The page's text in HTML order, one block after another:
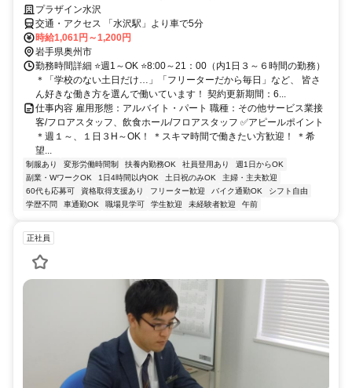
プラザイン水沢
交通・アクセス 「水沢駅」より車で5分
時給1,061円～1,200円
岩手県奥州市
勤務時間詳細 ⭐週1～OK ⭐8:00～21：00（内1日３～６時間の勤務）
＊「学校のない土日だけ…」「フリーターだから毎日」など、 皆さ
ん好きな働き方を選んで働いています！ 契約更新期間：6...
仕事内容 雇用形態：アルバイト・パート 職種：その他サービス業接
客/フロアスタッフ、飲食ホール/フロアスタッフ ✅アピールポイント
＊週１～、１日３H～OK！ ＊スキマ時間で働きたい方歓迎！ ＊希
望...
制服あり 変形労働時間制 扶養内勤務OK 社員登用あり
週1日からOK
副業・WワークOK
1日4時間以内OK 土日祝のみOK
主婦・主夫歓迎
60代も応募可
資格取得支援あり フリーター歓迎 バイク通勤OK
シフト自由
学歴不問
車通勤OK 職場見学可 学生歓迎 未経験者歓迎 午前
正社員